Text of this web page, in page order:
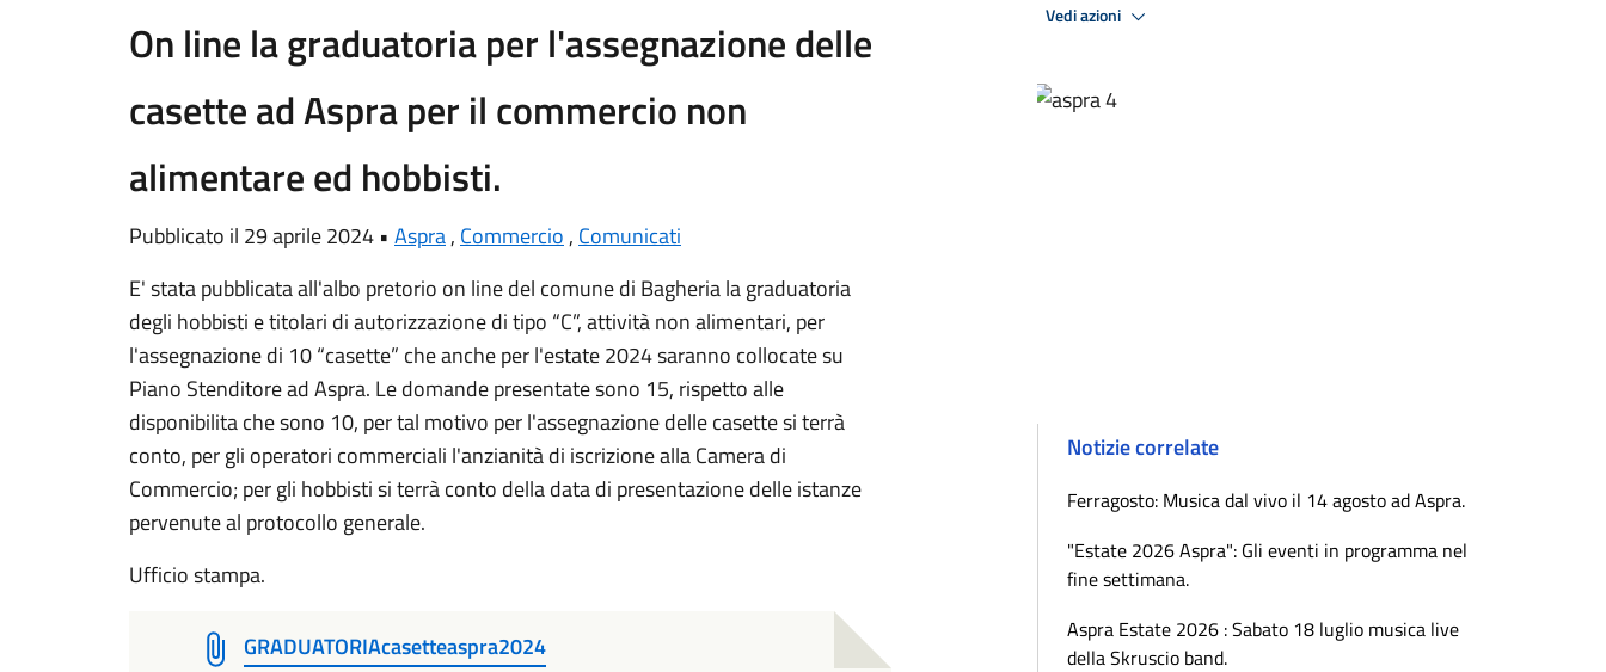
On line la graduatoria per l'assegnazione delle
casette ad Aspra per il commercio non
alimentare ed hobbisti.
Pubblicato il 29 aprile 2024 • Aspra, Commercio , Comunicati
E' stata pubblicata all'albo pretorio on line del comune di Bagheria la graduatoria
degli hobbisti e titolari di autorizzazione di tipo “C”, attività non alimentari, per
l'assegnazione di 10 “casette” che anche per l'estate 2024 saranno collocate su
Piano Stenditore ad Aspra. Le domande presentate sono 15, rispetto alle
disponibilita che sono 10, per tal motivo per l'assegnazione delle casette si terrà
conto, per gli operatori commerciali l'anzianità di iscrizione alla Camera di
Commercio; per gli hobbisti si terrà conto della data di presentazione delle istanze
pervenute al protocollo generale.
Ufficio stampa.
GRADUATORIAcasetteaspra2024
Vedi azioni
Notizie correlate
Ferragosto: Musica dal vivo il 14 agosto ad Aspra.
"Estate 2026 Aspra": Gli eventi in programma nel
fine settimana.
Aspra Estate 2026 : Sabato 18 luglio musica live
della Skruscio band.